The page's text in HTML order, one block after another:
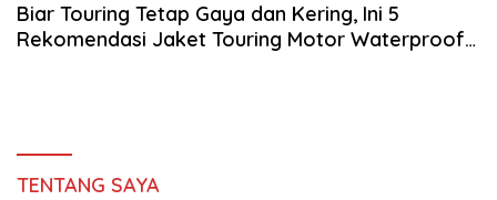
Biar Touring Tetap Gaya dan Kering, Ini 5
Rekomendasi Jaket Touring Motor Waterproof
TENTANG SAYA